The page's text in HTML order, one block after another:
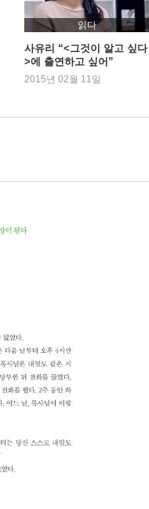
다
상상 속에 있다
다
돈은 자신을 파괴한다
정한 애국자이다
담을 수 없다
짜 효도이다
향을 바꾸다
있다
은 것을 얻는다
읽다
사유리 “<그것이 알고 싶다
>에 출연하고 싶어”
2015년 02월 11일